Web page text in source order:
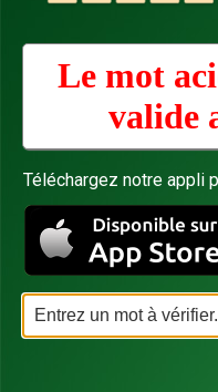
Le mot
valide
Téléchargez notre appli